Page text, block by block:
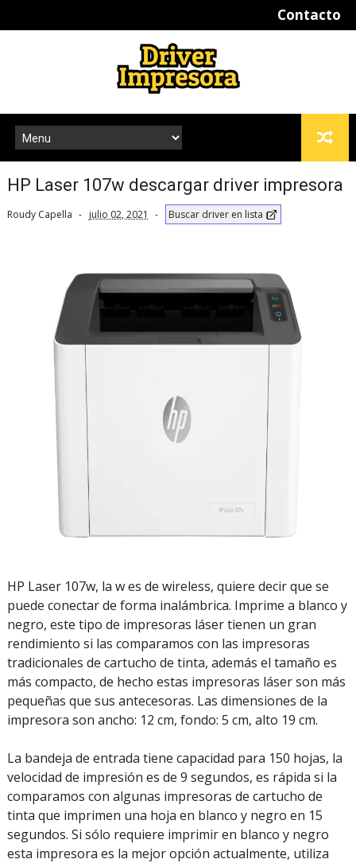
Contacto
HP Laser 107w descargar driver impresora
Roudy Capella julio 02, 2021 Buscar driver en lista
HP Laser 107w, la w es de wireless, quiere decir que se
puede conectar de forma inalámbrica. Imprime a blanco y
negro, este tipo de impresoras láser tienen un gran
rendimiento si las comparamos con las impresoras
tradicionales de cartucho de tinta, además el tamaño es
más compacto, de hecho estas impresoras láser son más
pequeñas que sus antecesoras. Las dimensiones de la
impresora son ancho: 12 cm, fondo: 5 cm, alto 19 cm.
La bandeja de entrada tiene capacidad para 150 hojas, la
velocidad de impresión es de 9 segundos, es rápida si la
comparamos con algunas impresoras de cartucho de
tinta que imprimen una hoja en blanco y negro en 15
segundos. Si sólo requiere imprimir en blanco y negro
esta impresora es la mejor opción actualmente, utiliza